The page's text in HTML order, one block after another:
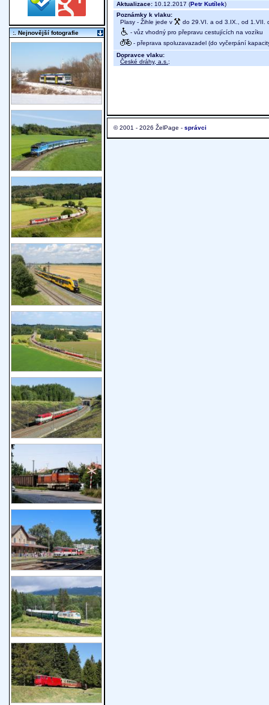
Aktualizace: 10.12.2017 (Petr Kutílek)
Poznámky k vlaku:
Plasy - Žihle jede v
do 29.VI. a od 3.IX., od 1.VII.
- vůz vhodný pro přepravu cestujících na vozíku
- přeprava spoluzavazadel (do vyčerpání
Dopravce vlaku:
České dráhy, a.s. ;
© 2001 - 2026 ŽelPage - správci
:. Nejnovější fotografie